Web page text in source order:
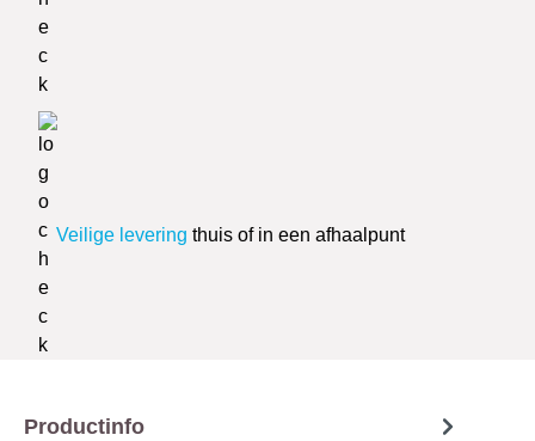
Veilige levering thuis of in een afhaalpunt
Productinfo